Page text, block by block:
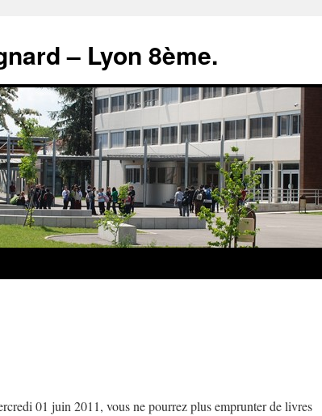
– Lyon 8ème.
01 juin 2011, vous ne pourrez plus emprunter de livres